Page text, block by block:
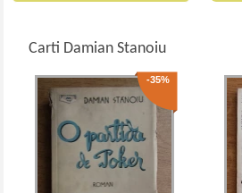
Carti Damian Stanoiu
-35%